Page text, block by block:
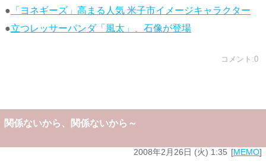
● 「ヨネギーズ」高まる人気 米子市イメージキャラクター
●立つレッサーパンダ「風太」、石像が登場
コメント:0
関係ないから、関係ないから～
2008年2月26日 (火) 1:35 MEMO